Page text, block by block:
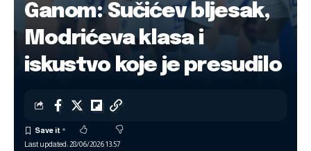
Ganom: Sučićev bljesak,
Modrićeva klasa i
iskustvo koje je presudilo
Last updated: 28/06/2026 13:57